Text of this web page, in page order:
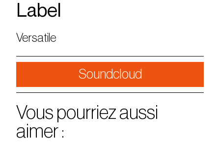
Label
Versatile
Soundcloud
Vous pourriez aussi
aimer :